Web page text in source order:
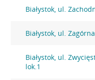
Białystok, ul.
Białystok, ul.
Białystok, ul.
lok.1